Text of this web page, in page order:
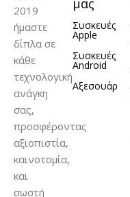
2019
ήμαστε
δίπλα σε
κάθε
τεχνολογική
ανάγκη
σας,
προσφέροντας
αξιοπιστία,
καινοτομία,
και
σωστή
μας
Συσκευές
Apple
Συσκευές
Android
Αξεσουάρ